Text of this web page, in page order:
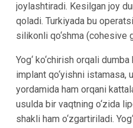
joylashtiradi. Kesilgan joy
qoladi. Turkiyada bu
silikonli qo‘shma (cohesive
Yog‘ ko‘chirish orqali
implant qo‘yishni istamasa,
yordamida ham orqani
usulda bir vaqtning o‘zida
shakli ham o‘zgartiriladi.